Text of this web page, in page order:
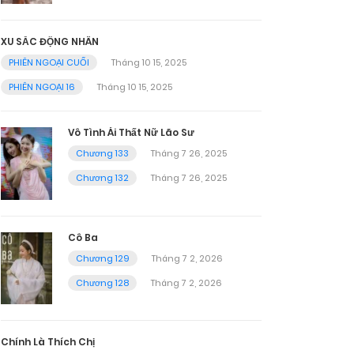
XU SẮC ĐỘNG NHÂN
PHIÊN NGOẠI CUỐI
Tháng 10 15, 2025
PHIÊN NGOẠI 16
Tháng 10 15, 2025
Vô Tình Ái Thất Nữ Lão Sư
Chương 133
Tháng 7 26, 2025
Chương 132
Tháng 7 26, 2025
Cô Ba
Chương 129
Tháng 7 2, 2026
Chương 128
Tháng 7 2, 2026
Chính Là Thích Chị